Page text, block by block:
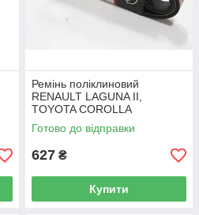
Ремінь поліклиновий
RENAULT LAGUNA II,
TOYOTA COROLLA
Готово до відправки
627 ₴
Купити